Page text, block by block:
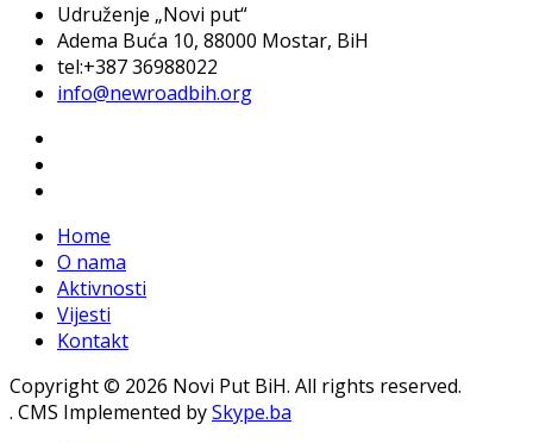
Udruženje „Novi put“
Adema Buća 10, 88000 Mostar, BiH
tel:+387 36988022
info@newroadbih.org
Home
O nama
Aktivnosti
Vijesti
Kontakt
Copyright © 2026 Novi Put BiH. All rights reserved.
. CMS Implemented bySkype.ba